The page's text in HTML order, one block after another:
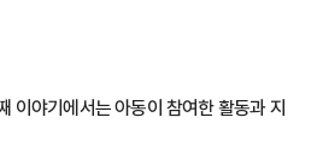
이야기에서는 아동이 참여한 활동과 지